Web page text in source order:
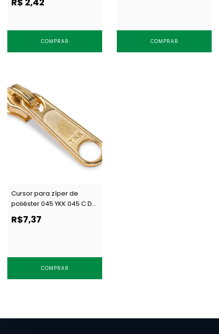
COMPRAR COMPRAR
Cursor para zíper de
poliéster 045 YKK 045 C DFL
FOLHA OURO c/ 1 un
R$7,37
COMPRAR